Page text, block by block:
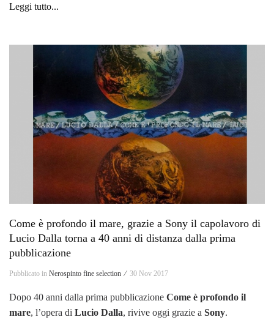
Leggi tutto...
Come è profondo il mare, grazie a Sony il capolavoro di
Lucio Dalla torna a 40 anni di distanza dalla prima
pubblicazione
Pubblicato in Nerospinto fine selection ⁄ 30 Nov 2017
Dopo 40 anni dalla prima pubblicazione Come è profondo il
mare, l’opera di Lucio Dalla, rivive oggi grazie a Sony.